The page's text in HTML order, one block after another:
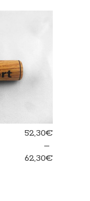
52,30€
–
62,30€Plage